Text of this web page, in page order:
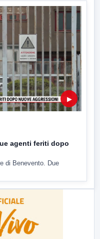
▶
agenti feriti dopo
di Benevento. Due